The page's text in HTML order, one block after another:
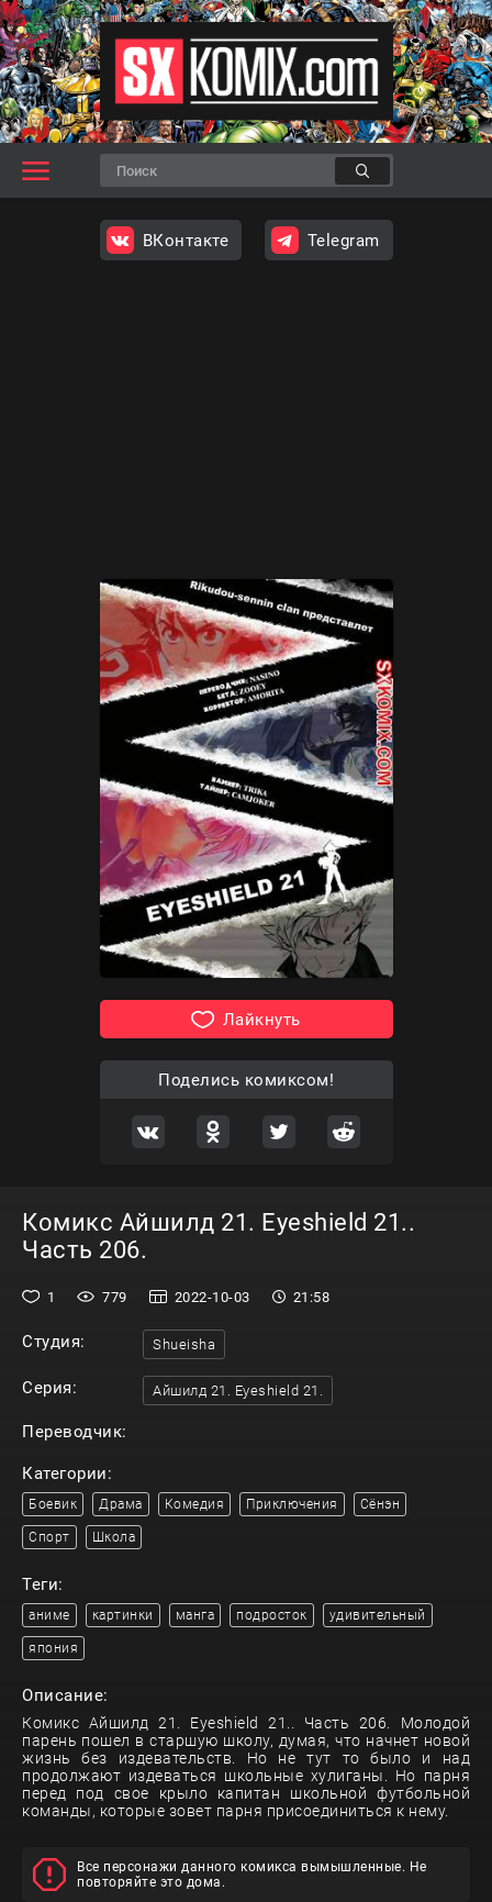
ВКонтакте Telegram
Лайкнуть
Поделись комиксом!
Комикс Айшилд 21. Eyeshield 21..
Часть 206.
1 779 2022-10-03 21:58
Студия: Shueisha
Серия: Айшилд 21. Eyeshield 21.
Переводчик:
Категории:
Боевик Драма Комедия Приключения Сёнэн
Спорт Школа
Теги:
аниме картинки манга подросток удивительный
япония
Описание:
Комикс Айшилд 21. Eyeshield 21.. Часть 206. Молодой
парень пошел в старшую школу, думая, что начнет новой
жизнь без издевательств. Но не тут то было и над
продолжают издеваться школьные хулиганы. Но парня
перед под свое крыло капитан школьной футбольной
команды, которые зовет парня присоединиться к нему.
Все персонажи данного комикса вымышленные. Не
повторяйте это дома.